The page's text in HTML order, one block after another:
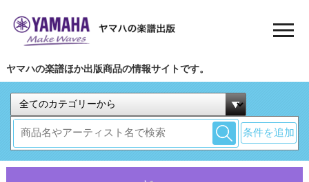
ヤマハの楽譜ほか出版商品の情報サイトです。
条件を追加